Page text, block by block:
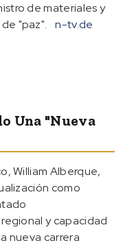
de materiales y
"paz".
n-tv.de
Una "nueva
William Alberque,
como
y capacidad
nueva carrera